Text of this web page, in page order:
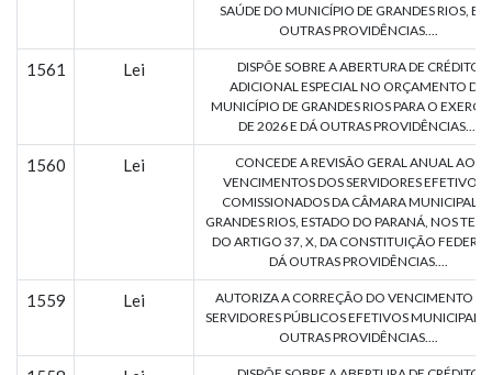
SAÚDE DO MUNICÍPIO DE GRANDES RIOS, E
OUTRAS PROVIDÊNCIAS....
1561 Lei
DISPÕE SOBRE A ABERTURA DE CRÉDITO
ADICIONAL ESPECIAL NO ORÇAMENTO DO
MUNICÍPIO DE GRANDES RIOS PARA O
DE 2026 E DÁ OUTRAS PROVIDÊNCIAS....
1560 Lei
CONCEDE A REVISÃO GERAL ANUAL AOS
VENCIMENTOS DOS SERVIDORES EFETIVOS
COMISSIONADOS DA CÂMARA MUNICIPAL
GRANDES RIOS, ESTADO DO PARANÁ, NOS
DO ARTIGO 37, X, DA CONSTITUIÇÃO
DÁ OUTRAS PROVIDÊNCIAS....
1559 Lei
AUTORIZA A CORREÇÃO DO VENCIMENTO
SERVIDORES PÚBLICOS EFETIVOS MUNICIPAIS
OUTRAS PROVIDÊNCIAS....